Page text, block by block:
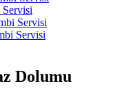
Servisi
Servisi
Dolumu